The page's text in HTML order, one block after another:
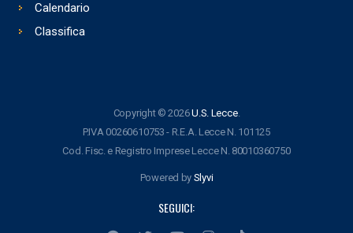
Calendario
Classifica
Copyright © 2026U.S. Lecce.
P.IVA 00260610753 - R.E.A. Lecce N. 101125
Cod. Fisc. e Registro Imprese Lecce N. 80010360750
Powered by Slyvi
SEGUICI: